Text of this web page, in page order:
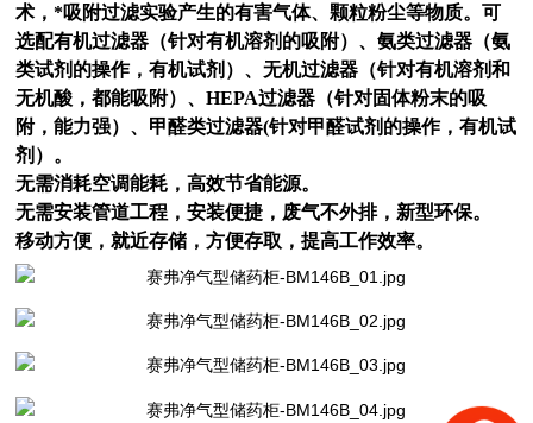
术，*吸附过滤实验产生的有害气体、颗粒粉尘等物质。可
选配有机过滤器（针对有机溶剂的吸附）、氨类过滤器（氨
类试剂的操作，有机试剂）、无机过滤器（针对有机溶剂和
无机酸，都能吸附）、HEPA过滤器（针对固体粉末的吸
附，能力强）、甲醛类过滤器(针对甲醛试剂的操作，有机试
剂）。
无需消耗空调能耗，高效节省能源。
无需安装管道工程，安装便捷，废气不外排，新型环保。
移动方便，就近存储，方便存取，提高工作效率。